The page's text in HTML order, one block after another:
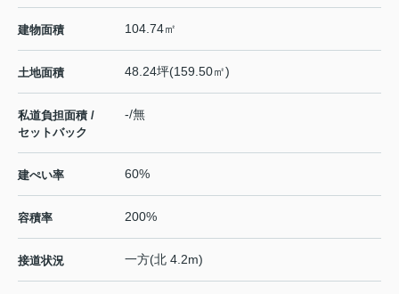
建物面積 104.74㎡
土地面積 48.24坪(159.50㎡)
私道負担面積 /
セットバック
-/無
建ぺい率 60%
容積率 200%
接道状況 一方(北 4.2m)